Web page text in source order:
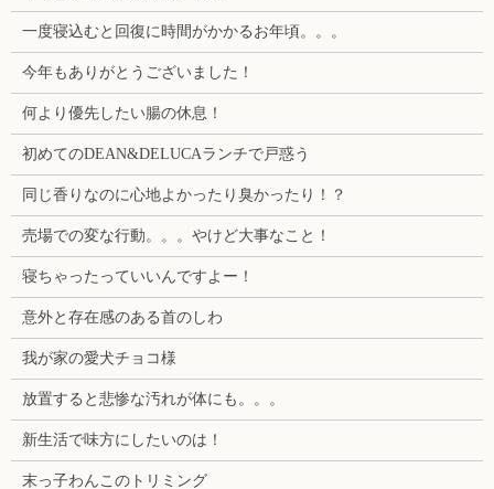
一度寝込むと回復に時間がかかるお年頃。。。
今年もありがとうございました！
何より優先したい腸の休息！
初めてのDEAN&DELUCAランチで戸惑う
同じ香りなのに心地よかったり臭かったり！？
売場での変な行動。。。やけど大事なこと！
寝ちゃったっていいんですよー！
意外と存在感のある首のしわ
我が家の愛犬チョコ様
放置すると悲惨な汚れが体にも。。。
新生活で味方にしたいのは！
末っ子わんこのトリミング